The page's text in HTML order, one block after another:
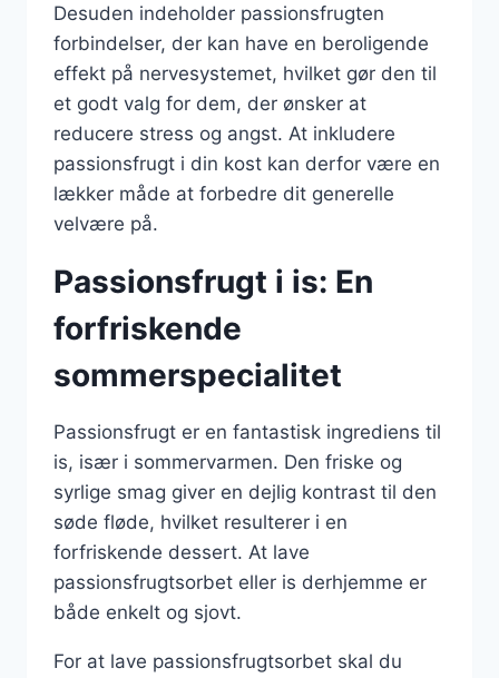
Desuden indeholder passionsfrugten
forbindelser, der kan have en beroligende
effekt på nervesystemet, hvilket gør den til
et godt valg for dem, der ønsker at
reducere stress og angst. At inkludere
passionsfrugt i din kost kan derfor være en
lækker måde at forbedre dit generelle
velvære på.
Passionsfrugt i is: En
forfriskende
sommerspecialitet
Passionsfrugt er en fantastisk ingrediens til
is, især i sommervarmen. Den friske og
syrlige smag giver en dejlig kontrast til den
søde fløde, hvilket resulterer i en
forfriskende dessert. At lave
passionsfrugtsorbet eller is derhjemme er
både enkelt og sjovt.
For at lave passionsfrugtsorbet skal du